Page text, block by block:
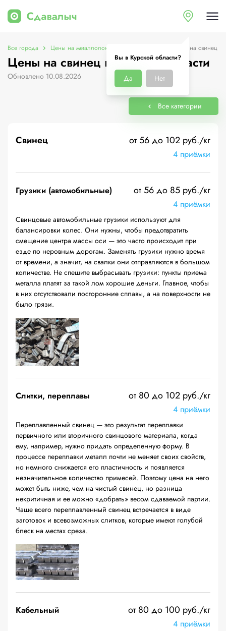
Вы в Курской области?
Да Нет
Все города Цены на металлолом в Курской области Цены на свинец
Цены на свинец в Курской области
Обновлено 10.08.2026
Все категории
Свинец от 56 до 102 руб./кг
4 приёмки
Грузики (автомобильные) от 56 до 85 руб./кг
4 приёмки
Свинцовые автомобильные грузики используют для
балансировки колес. Они нужны, чтобы предотвратить
смещение центра массы оси — это часто происходит при
езде по неровным дорогам. Заменять грузики нужно время
от времени, а значит, на свалки они отправляются в большом
количестве. Не спешите выбрасывать грузики: пункты приема
металла платят за такой лом хорошие деньги. Главное, чтобы
в них отсутствовали посторонние сплавы, а на поверхности не
было грязи.
Слитки, переплавы от 80 до 102 руб./кг
4 приёмки
Переплавленный свинец — это результат переплавки
первичного или вторичного свинцового материала, когда
ему, например, нужно придать определенную форму. В
процессе переплавки металл почти не меняет своих свойств,
но немного снижается его пластичность и появляется
незначительное количество примесей. Поэтому цена на него
может быть ниже, чем на чистый свинец, но разница
некритичная и ее можно «добрать» весом сдаваемой партии.
Чаще всего переплавленный свинец встречается в виде
заготовок и всевозможных слитков, которые имеют голубой
блеск на местах среза.
Кабельный от 80 до 100 руб./кг
4 приёмки